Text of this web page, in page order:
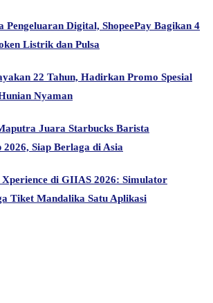
Pengeluaran Digital, ShopeePay Bagikan 4
Listrik dan Pulsa
22 Tahun, Hadirkan Promo Spesial
Nyaman
Juara Starbucks Barista
2026, Siap Berlaga di Asia
di GIIAS 2026: Simulator
Tiket Mandalika Satu Aplikasi